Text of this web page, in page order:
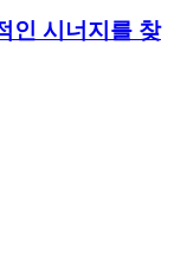
인 시너지를 찾